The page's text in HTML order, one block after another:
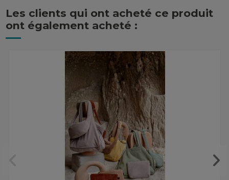
Les clients qui ont acheté ce produit
ont également acheté :